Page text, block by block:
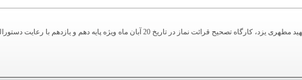
به گزارش روابط عمومی دبیرستان علوم و معارف اسلامی شهید مطهری یزد، کارگاه تصحیح قرائت نماز در تاریخ 20 آبان ماه ویژه